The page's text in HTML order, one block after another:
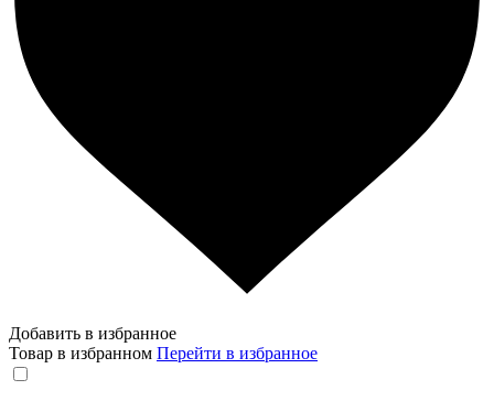
Добавить в избранное
Товар в избранном Перейти в избранное